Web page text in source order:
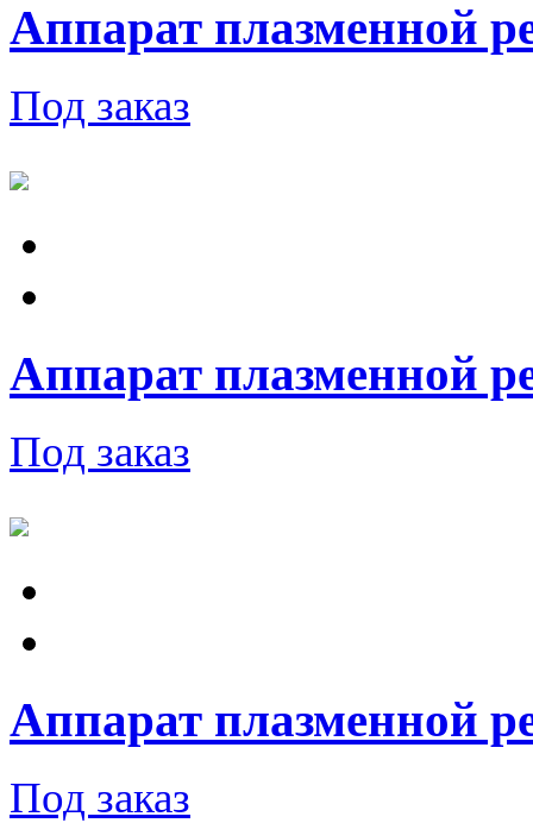
Аппарат плазменной
Под заказ
Аппарат плазменной
Под заказ
Аппарат плазменной
Под заказ